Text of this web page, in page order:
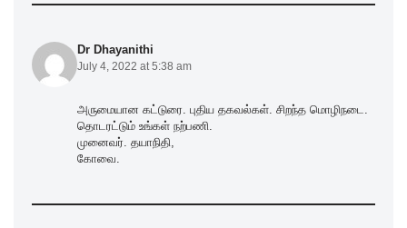
Dr Dhayanithi
July 4, 2022 at 5:38 am
அருமையான கட்டுரை. புதிய தகவல்கள். சிறந்த மொழிநடை.
தொடரட்டும் உங்கள் நற்பணி.
முனைவர். தயாநிதி,
கோவை.